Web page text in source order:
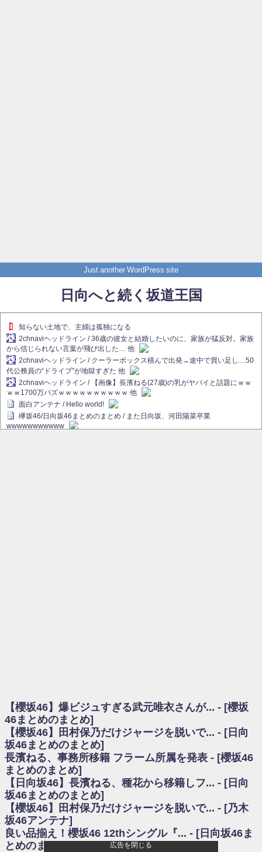
Just another WordPress site
日向へと続く坂道王国
知らない土地で、主婦は孤独になる
2chnaviヘッドライン / 36歳の彼女と結婚したいのに、家族が猛反対。家族
から信じられない言葉が飛び出した… 他
2chnaviヘッドライン / クーラーボックス積んで出発→途中で買い足し…50
代公務員の“ドライブ”が地獄すぎた 他
2chnaviヘッドライン / 【画像】長濱ねる(27歳)の乳がヤバイと話題にｗｗ
ｗｗ1700万バズｗｗｗｗｗｗｗｗｗｗ 他
面白アンテナ / Hello world!
欅坂46/日向坂46まとめのまとめ / また日向坂、河田陽菜卒業
wwwwwwwwwww
日向坂46まとめのまとめ / 【日向坂46】富田鈴花1st写真集、発売記念記者
会見の模様がこちら！
乃木坂欅坂まとめのまとめ / 【日向坂46】河田陽菜卒業の影響、ガチでデ
カそう...
欅坂あんてな ～欅坂46のニュース・情報・話題をピックアップ / れなッ
ピーズ集結！櫻坂46守屋麗奈×遠藤理子、8/6「ラヴィット！」水曜スタジオ出
演決定
欅坂/日向坂46まとめのまとめ / 【櫻坂46】田村保乃だけジャージを脱いで
いた理由
日向坂46まとめのまとめ / 【日向坂46】若林さん「笑えないぐらい師匠だ
から」佐々木久美と卒業後初の共演の様子がこちら！【激レアさん】
日向坂46まとめのまとめ / 【元日向坂46】情報解禁前で言えない！？丹生
ちゃん、メンバーと会った模様
乃木坂欅坂まとめのまとめ / 【日向坂46】この月、何かあるのか！？『お
【櫻坂46】爆ビジュすぎる武元唯衣さんが... - [櫻坂
46まとめのまとめ]
【櫻坂46】田村保乃だけジャージを脱いで... - [日向
坂46まとめのまとめ]
長濱ねる、事務所移籍 フラーム所属を発表 - [櫻坂46
まとめのまとめ]
【日向坂46】長濱ねる、種花から移籍しフ... - [日向
坂46まとめのまとめ]
【櫻坂46】田村保乃だけジャージを脱いで... - [乃木
坂46アンテナ]
良い品揃え！櫻坂46 12thシングル『... - [日向坂46ま
とめのまとめ]
広告を閉じる